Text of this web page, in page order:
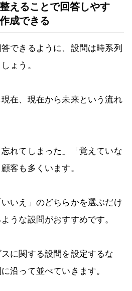
えることで回答しやす
成できる
できるように、設問は時系列
ょう。
在、現在から未来という流れ
れてしまった」「覚えていな
客も多くいます。
いえ」のどちらかを選ぶだけ
うな設問がおすすめです。
に関する設問を設定するな
沿って並べていきます。